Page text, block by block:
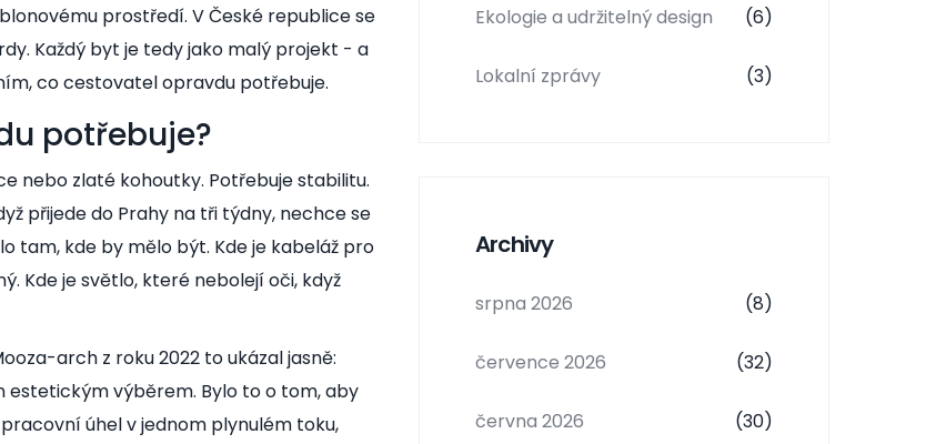
prostředí. V České republice se
Každý byt je tedy jako malý projekt - a
co cestovatel opravdu potřebuje.
potřebuje?
nebo zlaté kohoutky. Potřebuje stabilitu.
přijede do Prahy na tři týdny, nechce se
tam, kde by mělo být. Kde je kabeláž pro
Kde je světlo, které nebolejí oči, když
arch z roku 2022 to ukázal jasně:
výběrem. Bylo to o tom, aby
úhel v jednom plynulém toku,
Ekologie a udržitelný design (6)
Lokalní zprávy (3)
Archivy
srpna 2026 (8)
července 2026 (32)
června 2026 (30)